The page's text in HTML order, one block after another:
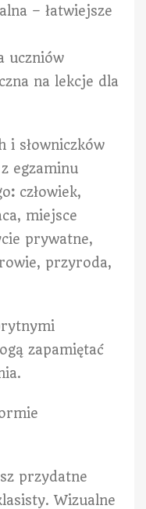
– łatwiejsze
uczniów
na lekcje dla
i słowniczków
z egzaminu
: człowiek,
miejsce
prywatne,
przyroda,
zapamiętać
przydatne
Wizualne